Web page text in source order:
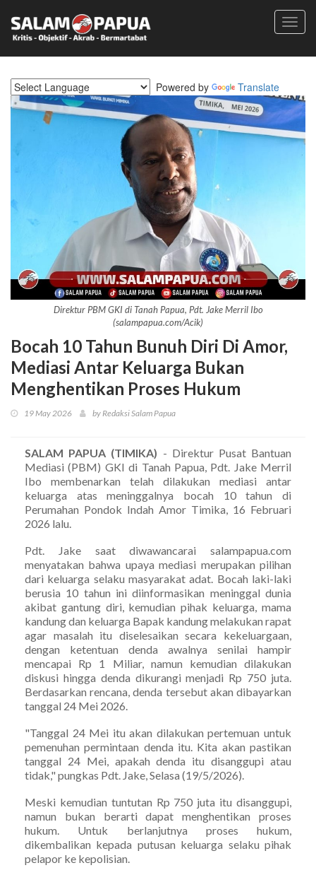
Powered by Translate
Direktur PBM GKI di Tanah Papua, Pdt. Jake Merril Ibo
(salampapua.com/Acik)
Bocah 10 Tahun Bunuh Diri Di Amor,
Mediasi Antar Keluarga Bukan
Menghentikan Proses Hukum
19 May 2026 by Redaksi Salam Papua
SALAM PAPUA (TIMIKA) - Direktur Pusat Bantuan
Mediasi (PBM) GKI di Tanah Papua, Pdt. Jake Merril
Ibo membenarkan telah dilakukan mediasi antar
keluarga atas meninggalnya bocah 10 tahun di
Perumahan Pondok Indah Amor Timika, 16 Februari
2026 lalu.
Pdt. Jake saat diwawancarai salampapua.com
menyatakan bahwa upaya mediasi merupakan pilihan
dari keluarga selaku masyarakat adat. Bocah laki-laki
berusia 10 tahun ini diinformasikan meninggal dunia
akibat gantung diri, kemudian pihak keluarga, mama
kandung dan keluarga Bapak kandung melakukan rapat
agar masalah itu diselesaikan secara kekeluargaan,
dengan ketentuan denda awalnya senilai hampir
mencapai Rp 1 Miliar, namun kemudian dilakukan
diskusi hingga denda dikurangi menjadi Rp 750 juta.
Berdasarkan rencana, denda tersebut akan dibayarkan
tanggal 24 Mei 2026.
"Tanggal 24 Mei itu akan dilakukan pertemuan untuk
pemenuhan permintaan denda itu. Kita akan pastikan
tanggal 24 Mei, apakah denda itu disanggupi atau
tidak," pungkas Pdt. Jake, Selasa (19/5/2026).
Meski kemudian tuntutan Rp 750 juta itu disanggupi,
namun bukan berarti dapat menghentikan proses
hukum. Untuk berlanjutnya proses hukum,
dikembalikan kepada putusan keluarga selaku pihak
pelapor ke kepolisian.